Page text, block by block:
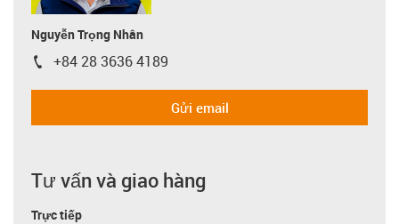
Nguyễn Trọng Nhân
igus-icon-phone
+84 28 3636 4189
Gửi email
Tư vấn và giao hàng
Trực tiếp